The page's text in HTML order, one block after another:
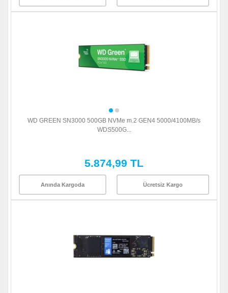
WD GREEN SN3000 500GB NVMe m.2 GEN4 5000/4100MB/s
WDS500G...
5.874,99 TL
Anında Kargoda Ücretsiz Kargo